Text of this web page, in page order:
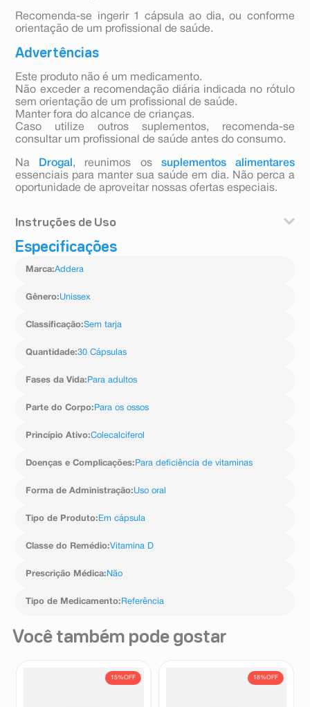
Recomenda-se ingerir 1 cápsula ao dia, ou conforme
orientação de um profissional de saúde.
Advertências
Este produto não é um medicamento.
Não exceder a recomendação diária indicada no rótulo
sem orientação de um profissional de saúde.
Manter fora do alcance de crianças.
Caso utilize outros suplementos, recomenda-se
consultar um profissional de saúde antes do consumo.
Na Drogal , reunimos os suplementos alimentares
essenciais para manter sua saúde em dia. Não perca a
oportunidade de aproveitar nossas ofertas especiais.
Instruções de Uso
A dosagem varia em uma faixa terapêutica, entre 400
sérico de vitamina D, SEMPRE A CRITÉRIO MÉDICO,
Longos períodos de uso deste medicamento, somente
Especificações
Marca:Addera
Gênero:Unissex
Classificação:Sem tarja
Quantidade:30 Cápsulas
Fases da Vida: Para adultos
Parte do Corpo: Para os ossos
Princípio Ativo:Colecalciferol
Doenças e Complicações: Para deficiência de vitaminas
Forma de Administração:Uso oral
Tipo de Produto: Em cápsula
Classe do Remédio:Vitamina D
Prescrição Médica: Não
Tipo de Medicamento: Referência
Você também pode gostar
15%OFF 18%OFF